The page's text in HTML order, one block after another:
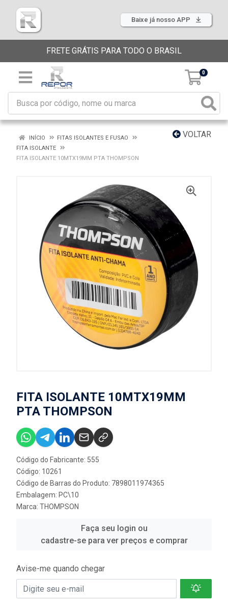
Baixe já nosso APP
FRETE GRÁTIS PARA TODO O BRASIL
0
VOLTAR
INÍCIO
FITAS ISOLANTES E FUSAO
FITA ISOLANTE
FITA ISOLANTE 10MTX19MM PTA THOMPSON
FITA ISOLANTE 10MTX19MM
PTA THOMPSON
Código do Fabricante: 555
Código: 10261
Código de Barras do Produto: 7898011974365
Embalagem: PC\10
Marca: THOMPSON
Faça seu login ou
cadastre-se para ver preços e comprar
Avise-me quando chegar